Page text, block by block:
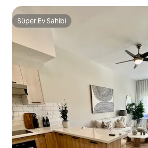
Süper Ev Sahibi
Süper Ev Sahibi